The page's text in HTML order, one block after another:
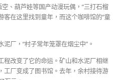
、葫芦娃等国产动漫玩偶，“三打石榴
客在这里找到童年，而这个咖啡馆的“童
厂，“村子常年笼罩在烟尘中”。
程改变了它的命运。矿山和水泥厂相继
工厂变成了图书馆。去年，余村接待游